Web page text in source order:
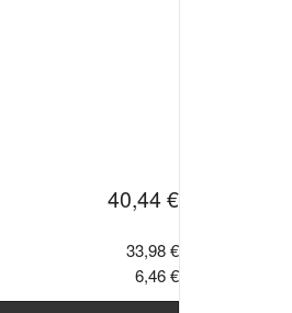
40,44 €
33,98 €
6,46 €